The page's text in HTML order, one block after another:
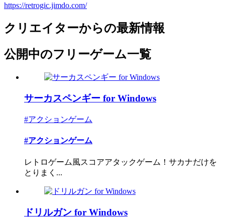
https://retrogic.jimdo.com/
クリエイターからの最新情報
公開中のフリーゲーム一覧
サーカスペンギー for Windows
#アクションゲーム
#アクションゲーム
レトロゲーム風スコアアタックゲーム！サカナだけを
とりまく...
ドリルガン for Windows